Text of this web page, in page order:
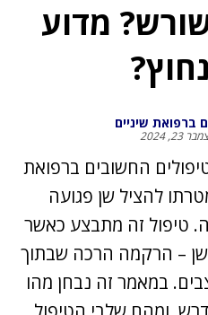
מדוע
ברפואת שיניים
23, 2024
החשובים ברפואת
להציל שן פגועה
טיפול זה מתבצע כאשר
– הרקמה הרכה שבתוך
במאמר זה נבחן מהו